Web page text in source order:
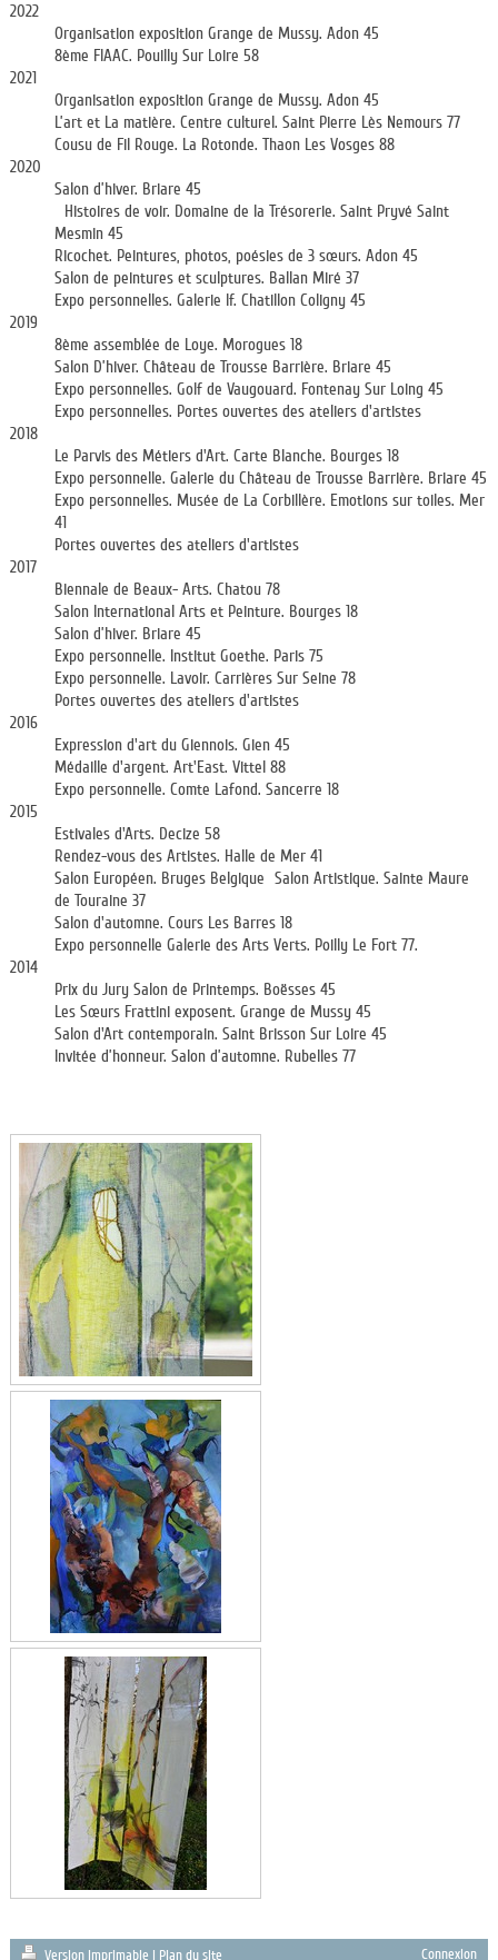
2022
Organisation exposition Grange de Mussy. Adon 45
8ème FIAAC. Pouilly Sur Loire 58
2021
Organisation exposition Grange de Mussy. Adon 45
L’art et La matière. Centre culturel. Saint Pierre Lès Nemours 77
Cousu de Fil Rouge. La Rotonde. Thaon Les Vosges 88
2020
Salon d’hiver. Briare 45
Histoires de voir. Domaine de la Trésorerie. Saint Pryvé Saint
Mesmin 45
Ricochet. Peintures, photos, poésies de 3 sœurs. Adon 45
Salon de peintures et sculptures. Ballan Miré 37
Expo personnelles. Galerie If. Chatillon Coligny 45
2019
8ème assemblée de Loye. Morogues 18
Salon D’hiver. Château de Trousse Barrière. Briare 45
Expo personnelles. Golf de Vaugouard. Fontenay Sur Loing 45
Expo personnelles. Portes ouvertes des ateliers d'artistes
2018
Le Parvis des Métiers d'Art. Carte Blanche. Bourges 18
Expo personnelle. Galerie du Château de Trousse Barrière. Briare 45
Expo personnelles. Musée de La Corbillère. Emotions sur toiles. Mer
41
Portes ouvertes des ateliers d'artistes
2017
Biennale de Beaux- Arts. Chatou 78
Salon International Arts et Peinture. Bourges 18
Salon d’hiver. Briare 45
Expo personnelle. Institut Goethe. Paris 75
Expo personnelle. Lavoir. Carrières Sur Seine 78
Portes ouvertes des ateliers d'artistes
2016
Expression d'art du Giennois. Gien 45
Médaille d'argent. Art'East. Vittel 88
Expo personnelle. Comte Lafond. Sancerre 18
2015
Estivales d'Arts. Decize 58
Rendez-vous des Artistes. Halle de Mer 41
Salon Européen. Bruges Belgique Salon Artistique. Sainte Maure
de Touraine 37
Salon d'automne. Cours Les Barres 18
Expo personnelle Galerie des Arts Verts. Poilly Le Fort 77.
2014
Prix du Jury Salon de Printemps. Boësses 45
Les Sœurs Frattini exposent. Grange de Mussy 45
Salon d'Art contemporain. Saint Brisson Sur Loire 45
Invitée d’honneur. Salon d’automne. Rubelles 77
Version imprimable | Plan du site Connexion